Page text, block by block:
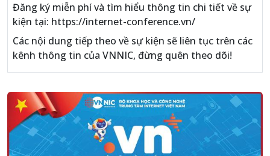
Đăng ký miễn phí và tìm hiểu thông tin chi tiết về sự
kiện tại: https://internet-conference.vn/
Các nội dung tiếp theo về sự kiện sẽ liên tục trên các
kênh thông tin của VNNIC, đừng quên theo dõi!